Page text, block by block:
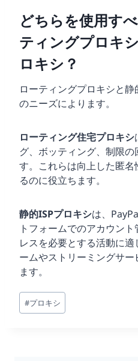
どちらを使用す
ティングプロキ
ロキシ？
ローティングプロキシと
のニーズによります。
ローティング住宅プロキシ
グ、ボッティング、制限
す。これらは向上した匿
るのに役立ちます。
静的ISPプロキシは、
トフォームでのアカウン
レスを必要とする活動に
ームやストリーミングサ
ます。
投
稿
#プロキシ